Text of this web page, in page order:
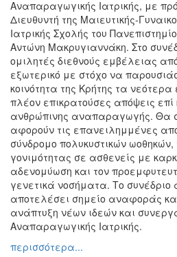
ΠΟΛΙΤΙΣΜΟΣ
ΑΝΘΕΚΤΙΚΗ
ΠΟΛΗ
Αναπαραγωγικής Ιατρικής, με
Διευθυντή της Μαιευτικής-
Ιατρικής Σχολής του
Αντώνη Μακρυγιαννάκη. Στο
ομιλητές διεθνούς εμβέλειας
εξωτερικό με στόχο να
κοινότητα της Κρήτης τα νεότερα
πλέον επικρατούσες απόψεις
ανθρώπινης αναπαραγωγής. Θα
αφορούν τις επανειλημμένες
σύνδρομο πολυκυστικών ωοθηκών,
γονιμότητας σε ασθενείς με
αδενομύωση και τον
γενετικά νοσήματα. Το
αποτελέσει σημείο αναφοράς
ανάπτυξη νέων ιδεών και
Αναπαραγωγικής Ιατρικής.
περισσότερα...